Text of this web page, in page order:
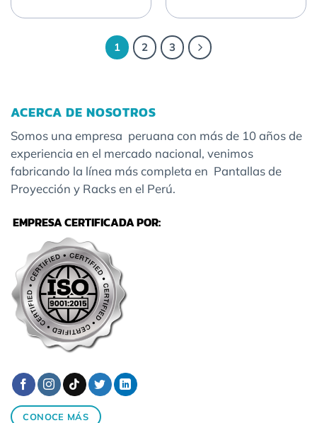
1 2 3
ACERCA DE NOSOTROS
Somos una empresa peruana con más de 10 años de
experiencia en el mercado nacional, venimos
fabricando la línea más completa en Pantallas de
Proyección y Racks en el Perú.
EMPRESA CERTIFICADA POR:
CONOCE MÁS